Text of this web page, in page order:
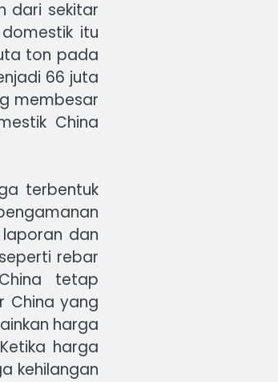
dari sekitar
itu
ton pada
66 juta
membesar
China
terbentuk
laporan dan
rebar
tetap
China yang
harga
harga
kehilangan